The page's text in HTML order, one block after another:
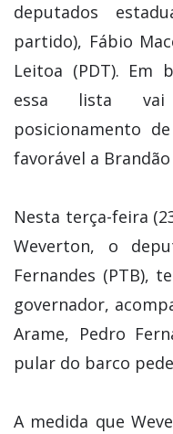
deputados
partido), Fábio
Leitoa (PDT). Em
essa lista
posicionamento
favorável a
Nesta terça-feira
Weverton, o
Fernandes (PTB),
governador,
Arame, Pedro
pular do barco
A medida que